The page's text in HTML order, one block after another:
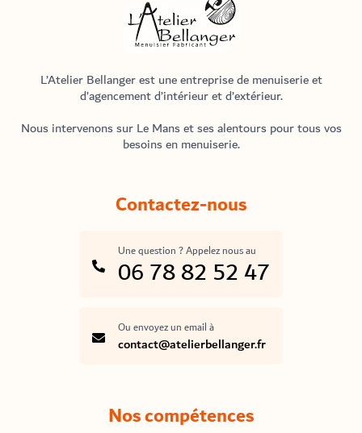
L’Atelier Bellanger est une entreprise de menuiserie et
d’agencement d’intérieur et d’extérieur.
Nous intervenons sur Le Mans et ses alentours pour tous vos
besoins en menuiserie.
Contactez-nous
Une question ? Appelez nous au
06 78 82 52 47
Ou envoyez un email à
contact@atelierbellanger.fr
Nos compétences